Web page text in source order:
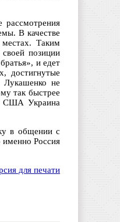
рассмотрения
В качестве
местах. Таким
позиции
и едет
достигнутые
Лукашенко не
так быстрее
США Украина
в общении с
именно Россия
для печати